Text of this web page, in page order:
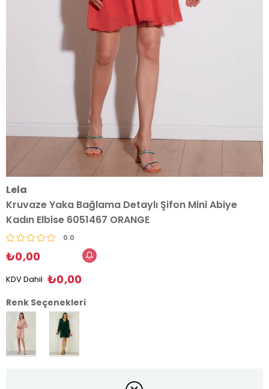
Lela
Kruvaze Yaka Bağlama Detaylı Şifon Mini Abiye
Kadın Elbise 6051467 ORANGE
0.0
₺0,00
KDV Dahil ₺0,00
Renk Seçenekleri